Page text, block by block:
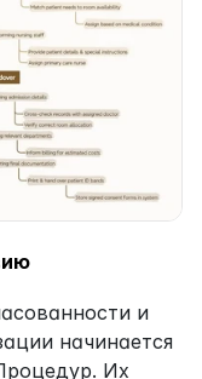
и
начинается
Их